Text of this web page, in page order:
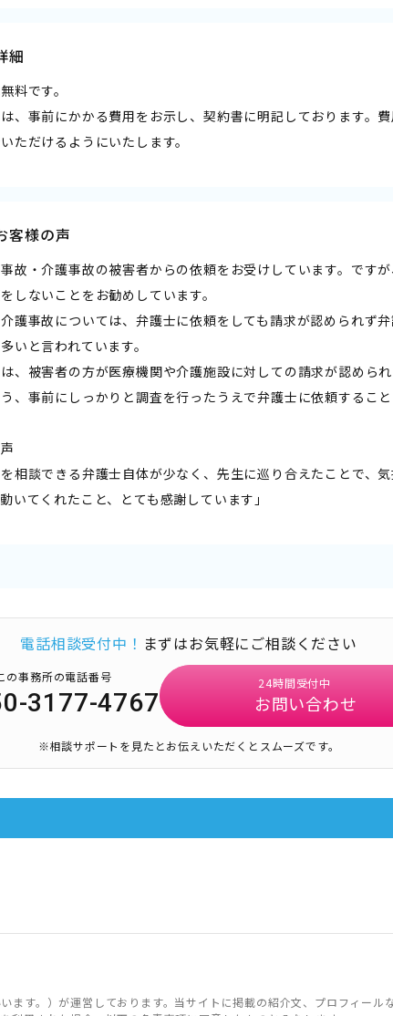
細
料です。
、事前にかかる費用をお示し、契約書に明記しております。
ただけるようにいたします。
客様の声
故・介護事故の被害者からの依頼をお受けしています。です
しないことをお勧めしています。
護事故については、弁護士に依頼をしても請求が認められず
いと言われています。
、被害者の方が医療機関や介護施設に対しての請求が認めら
、事前にしっかりと調査を行ったうえで弁護士に依頼するこ
を相談できる弁護士自体が少なく、先生に巡り合えたことで、
いてくれたこと、とても感謝しています」
電話相談受付中！ まずはお気軽にご相談ください
の事務所の電話番号
3177-4767
24時間受付中
お問い合わせ
※相談サポートを見たとお伝えいただくとスムーズです。
ます。）が運営しております。当サイトに掲載の紹介文、プロフィール